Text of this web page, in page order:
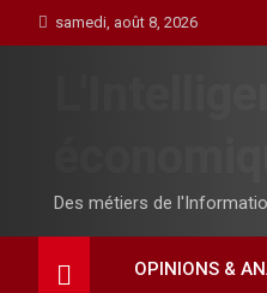
to
samedi, août 8, 2026
Des métiers de
OPINIONS &